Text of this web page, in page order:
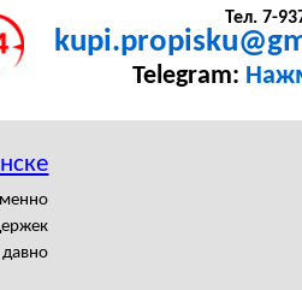
Тел. 7-
Telegram: